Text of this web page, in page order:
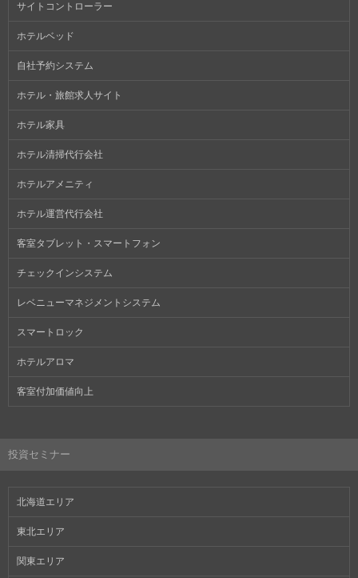
サイトコントローラー
ホテルベッド
自社予約システム
ホテル・旅館求人サイト
ホテル家具
ホテル清掃代行会社
ホテルアメニティ
ホテル運営代行会社
客室タブレット・スマートフォン
チェックインシステム
レベニューマネジメントシステム
スマートロック
ホテルアロマ
客室付加価値向上
投資セミナー
北海道エリア
東北エリア
関東エリア